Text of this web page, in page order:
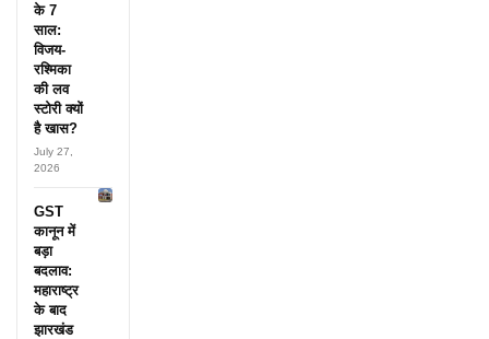
के 7
साल:
विजय-
रश्मिका
की लव
स्टोरी क्यों
है खास?
July 27,
2026
GST
कानून में
बड़ा
बदलाव:
महाराष्ट्र
के बाद
झारखंड